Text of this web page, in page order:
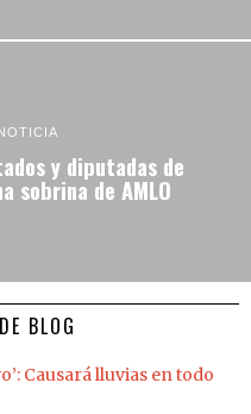
y diputadas de
sobrina de AMLO
BLOG